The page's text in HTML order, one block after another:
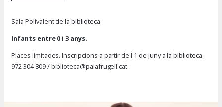
Sala Polivalent de la biblioteca
Infants entre 0 i 3 anys.
Places limitades. Inscripcions a partir de l'1 de junya la biblioteca:
972 304 809/biblioteca@palafrugell.cat